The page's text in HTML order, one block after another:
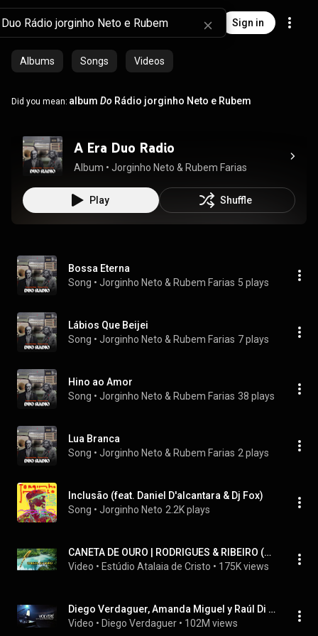
Sign in
Albums Songs Videos
Did you mean: album Do Rádio jorginho Neto e Rubem
A Era Duo Radio
Album • Jorginho Neto & Rubem Farias
Play Shuffle
Bossa Eterna
Song • Jorginho Neto & Rubem Farias 5 plays
Lábios Que Beijei
Song • Jorginho Neto & Rubem Farias 7 plays
Hino ao Amor
Song • Jorginho Neto & Rubem Farias 38 plays
Lua Branca
Song • Jorginho Neto & Rubem Farias 2 plays
Inclusão (feat. Daniel D'alcantara & Dj Fox)
Song • Jorginho Neto 2.2K plays
CANETA DE OURO | RODRIGUES & RIBEIRO (Videoclipe Oficial)
Video • Estúdio Atalaia de Cristo • 175K views
Diego Verdaguer, Amanda Miguel y Raúl Di Blasio  - Volveré [En Vivo Desde El Auditorio Nacional]
Video • Diego Verdaguer • 102M views